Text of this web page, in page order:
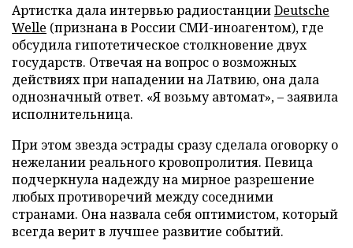
Артистка дала интервью радиостанцииDeutsche
Welle (признана в России СМИ-иноагентом), где
обсудила гипотетическое столкновение двух
государств. Отвечая на вопрос о возможных
действиях при нападении на Латвию, она дала
однозначный ответ. «Я возьму автомат», – заявила
исполнительница.
При этом звезда эстрады сразу сделала оговорку о
нежелании реального кровопролития. Певица
подчеркнула надежду на мирное разрешение
любых противоречий между соседними
странами. Она назвала себя оптимистом, который
всегда верит в лучшее развитие событий.